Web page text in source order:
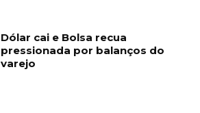
Dólar cai e Bolsa recua
pressionada por balanços do
varejo